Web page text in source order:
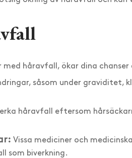
med håravfall, ökar dina
såsom under graviditet,
håravfall eftersom
Vissa mediciner och
som biverkning.